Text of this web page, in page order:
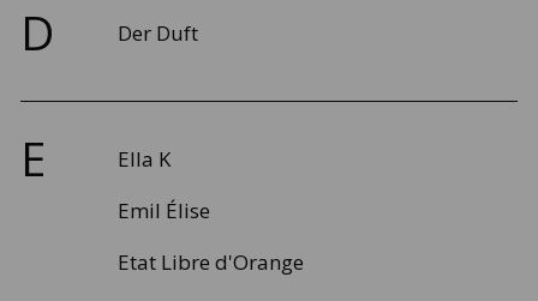
D Der Duft
E
Ella K
Emil Élise
Etat Libre d'Orange